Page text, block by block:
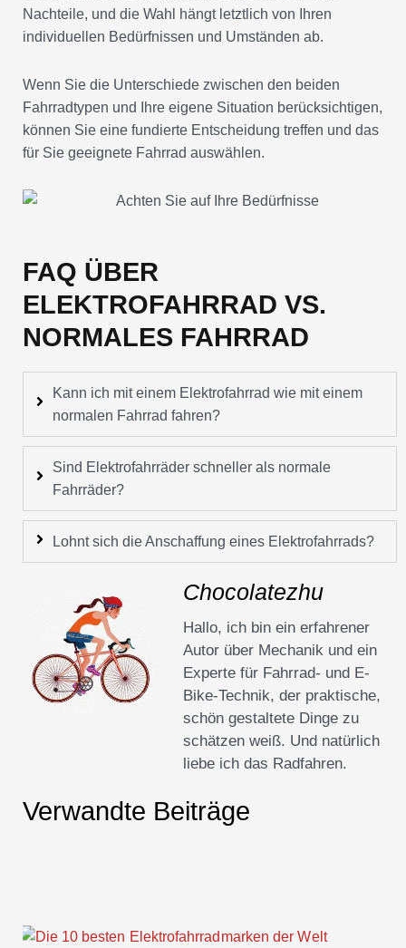
Nachteile, und die Wahl hängt letztlich von Ihren
individuellen Bedürfnissen und Umständen ab.
Wenn Sie die Unterschiede zwischen den beiden
Fahrradtypen und Ihre eigene Situation berücksichtigen,
können Sie eine fundierte Entscheidung treffen und das
für Sie geeignete Fahrrad auswählen.
FAQ ÜBER
ELEKTROFAHRRAD VS.
NORMALES FAHRRAD
Kann ich mit einem Elektrofahrrad wie mit einem
normalen Fahrrad fahren?
Sind Elektrofahrräder schneller als normale
Fahrräder?
Lohnt sich die Anschaffung eines Elektrofahrrads?
Chocolatezhu
Hallo, ich bin ein erfahrener
Autor über Mechanik und ein
Experte für Fahrrad- und E-
Bike-Technik, der praktische,
schön gestaltete Dinge zu
schätzen weiß. Und natürlich
liebe ich das Radfahren.
Verwandte Beiträge